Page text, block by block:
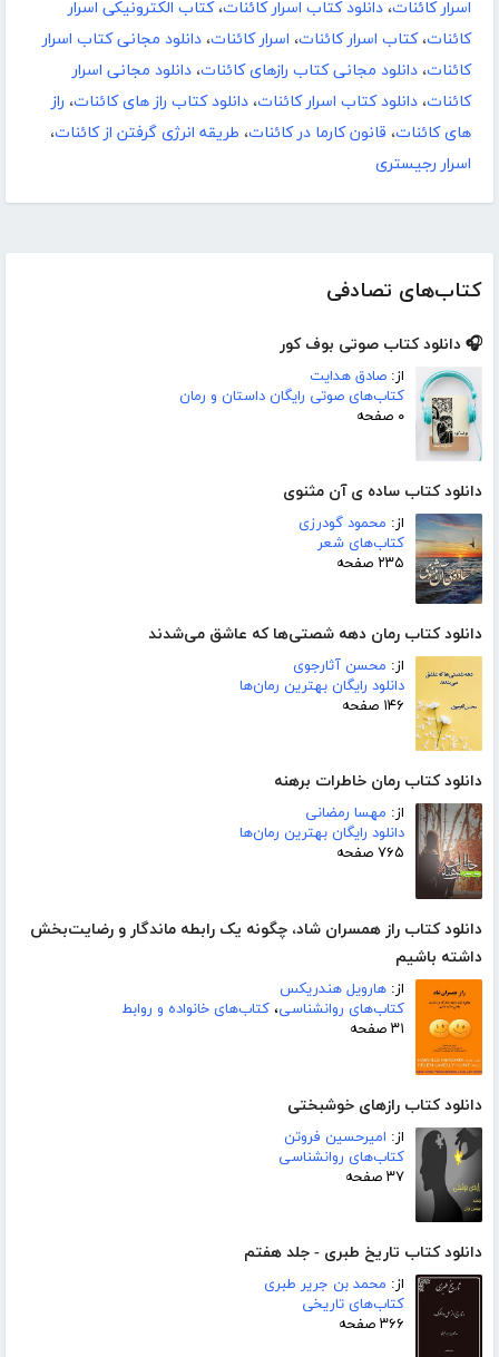
کتاب‌های تصادفی
🎧 دانلود کتاب صوتی بوف کور
از: صادق هدایت
کتاب‌های صوتی رایگان داستان و رمان
۰ صفحه
دانلود کتاب ساده ی آن مثنوی
از: محمود گودرزی
کتاب‌های شعر
۲۳۵ صفحه
دانلود کتاب رمان دهه شصتی‌ها که عاشق می‌شدند
از: محسن آثارجوی
دانلود رایگان بهترین رمان‌ها
۱۴۶ صفحه
دانلود کتاب رمان خاطرات برهنه
از: مهسا رمضانی
دانلود رایگان بهترین رمان‌ها
۷۶۵ صفحه
دانلود کتاب راز همسران شاد، چگونه یک رابطه ماندگار و رضایت‌بخش
داشته باشیم
از: هارویل هندریکس
کتاب‌های روانشناسی، کتاب‌های خانواده و روابط
۳۱ صفحه
دانلود کتاب رازهای خوشبختی
از: امیرحسین فروتن
کتاب‌های روانشناسی
۳۷ صفحه
دانلود کتاب تاریخ طبری - جلد هفتم
از: محمد بن جریر طبری
کتاب‌های تاریخی
۳۶۶ صفحه
اسرار کائنات، دانلود کتاب اسرار کائنات،کتاب الکترونیکی اسرار
کائنات،کتاب اسرار کائنات، اسرار کائنات، دانلود مجانی کتاب اسرار
کائنات، دانلود مجانی کتاب رازهای کائنات، دانلود مجانی اسرار
کائنات، دانلود کتاب اسرار کائنات، دانلود کتاب راز های کائنات، راز
های کائنات، قانون کارما در کائنات، طریقه انرژی گرفتن از کائنات،
اسرار رجیستری